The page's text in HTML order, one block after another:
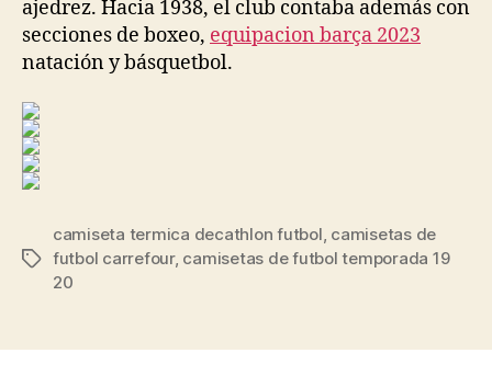
ajedrez. Hacia 1938, el club contaba además con
secciones de boxeo, equipacion barça 2023
natación y básquetbol.
Etiquetas
camiseta termica decathlon futbol camisetas de
futbol carrefour, camisetas de futbol temporada 19
20